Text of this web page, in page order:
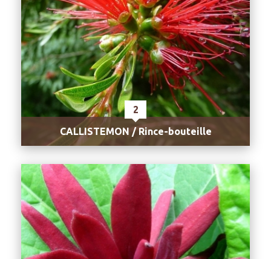
2
CALLISTEMON / Rince-bouteille